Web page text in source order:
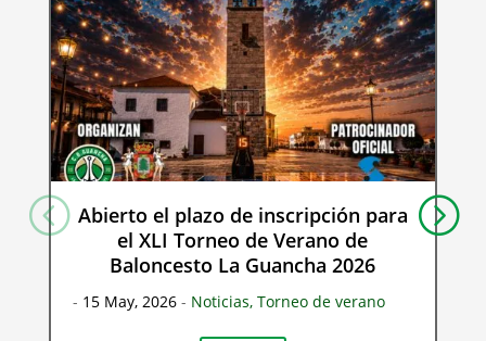
Abierto el plazo de inscripción para
el XLI Torneo de Verano de
Baloncesto La Guancha 2026
- 15 May, 2026 - Noticias, Torneo de verano